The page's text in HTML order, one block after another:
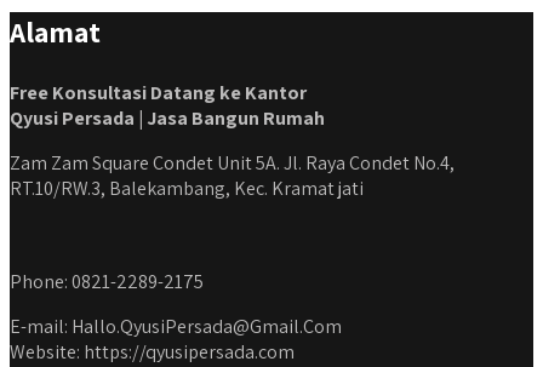
#jasabangunrumahjabodetabek #qyusipersada
Alamat
Free Konsultasi Datang ke Kantor
Qyusi Persada | Jasa Bangun Rumah
Zam Zam Square Condet Unit 5A. Jl. Raya Condet No.4,
RT.10/RW.3, Balekambang, Kec. Kramat jati
Phone: 0821-2289-2175
E-mail: Hallo.QyusiPersada@Gmail.Com
Website: https://qyusipersada.com